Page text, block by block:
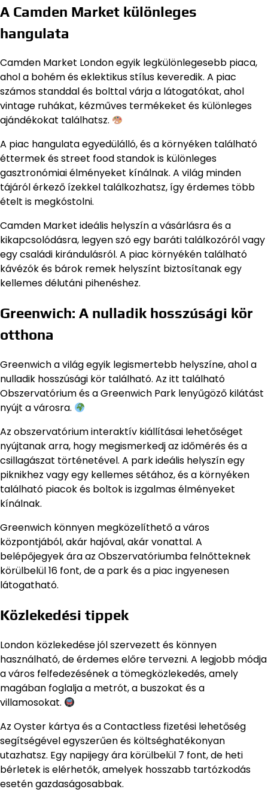
A Camden Market különleges
hangulata
Camden Market London egyik legkülönlegesebb piaca,
ahol a bohém és eklektikus stílus keveredik. A piac
számos standdal és bolttal várja a látogatókat, ahol
vintage ruhákat, kézműves termékeket és különleges
ajándékokat találhatsz.
A piac hangulata egyedülálló, és a környéken található
éttermek és street food standok is különleges
gasztronómiai élményeket kínálnak. A világ minden
tájáról érkező ízekkel találkozhatsz, így érdemes több
ételt is megkóstolni.
Camden Market ideális helyszín a vásárlásra és a
kikapcsolódásra, legyen szó egy baráti találkozóról vagy
egy családi kirándulásról. A piac környékén található
kávézók és bárok remek helyszínt biztosítanak egy
kellemes délutáni pihenéshez.
Greenwich: A nulladik hosszúsági kör
otthona
Greenwich a világ egyik legismertebb helyszíne, ahol a
nulladik hosszúsági kör található. Az itt található
Obszervatórium és a Greenwich Park lenyűgöző kilátást
nyújt a városra.
Az obszervatórium interaktív kiállításai lehetőséget
nyújtanak arra, hogy megismerkedj az időmérés és a
csillagászat történetével. A park ideális helyszín egy
piknikhez vagy egy kellemes sétához, és a környéken
található piacok és boltok is izgalmas élményeket
kínálnak.
Greenwich könnyen megközelíthető a város
központjából, akár hajóval, akár vonattal. A
belépőjegyek ára az Obszervatóriumba felnőtteknek
körülbelül 16 font, de a park és a piac ingyenesen
látogatható.
Közlekedési tippek
London közlekedése jól szervezett és könnyen
használható, de érdemes előre tervezni. A legjobb módja
a város felfedezésének a tömegközlekedés, amely
magában foglalja a metrót, a buszokat és a
villamosokat.
Az Oyster kártya és a Contactless fizetési lehetőség
segítségével egyszerűen és költséghatékonyan
utazhatsz. Egy napijegy ára körülbelül 7 font, de heti
bérletek is elérhetők, amelyek hosszabb tartózkodás
esetén gazdaságosabbak.